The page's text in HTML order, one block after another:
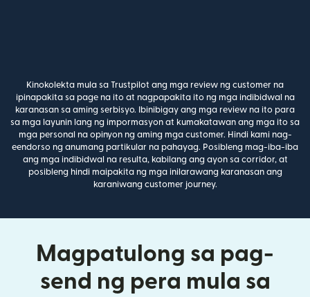
Kinokolekta mula sa Trustpilot ang mga review ng customer na
ipinapakita sa page na ito at nagpapakita ito ng mga indibidwal na
karanasan sa aming serbisyo. Ibinibigay ang mga review na ito para
sa mga layunin lang ng impormasyon at kumakatawan ang mga ito sa
mga personal na opinyon ng aming mga customer. Hindi kami nag-
eendorso ng anumang partikular na pahayag. Posibleng mag-iba-iba
ang mga indibidwal na resulta, kabilang ang ayon sa corridor, at
posibleng hindi maipakita ng mga inilarawang karanasan ang
karaniwang customer journey.
Magpatulong sa pag-
send ng pera mula sa